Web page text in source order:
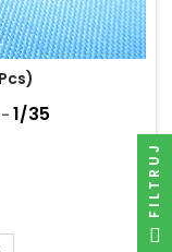
1/35
FILTRUJ